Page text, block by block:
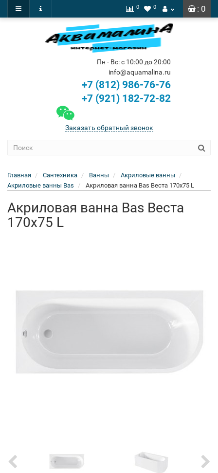
: 0
0 0
Пн - Вс: с 10:00 до 20:00
info@aquamalina.ru
+7 (812) 986-76-76
+7 (921) 182-72-82
Заказать обратный звонок
Главная Сантехника Ванны
Акриловые ванны
Акриловые ванны Bas
Акриловая ванна Bas Веста 170x75 L
Акриловая ванна Bas Веста
170x75 L